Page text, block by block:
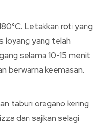
Letakkan roti yang
loyang yang telah
selama 10-15 menit
berwarna keemasan.
taburi oregano kering
dan sajikan selagi